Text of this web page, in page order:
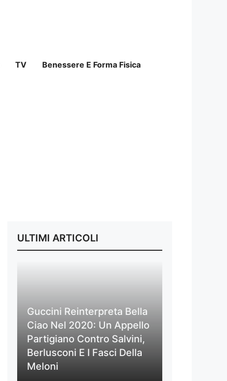
TV Benessere E Forma Fisica
ULTIMI ARTICOLI
Guccini Reinterpreta Bella
Ciao Nel 2020: Un Appello
Partigiano Contro Salvini,
Berlusconi E I Fasci Della
Meloni